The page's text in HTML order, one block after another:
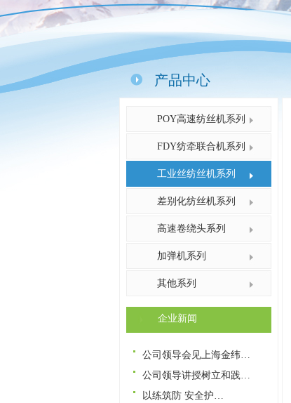
产品中心
POY高速纺丝机系列
FDY纺牵联合机系列
工业丝纺丝机系列
差别化纺丝机系列
高速卷绕头系列
加弹机系列
其他系列
企业新闻
公司领导会见上海金纬…
公司领导讲授树立和践…
​​以练筑防 安全护…